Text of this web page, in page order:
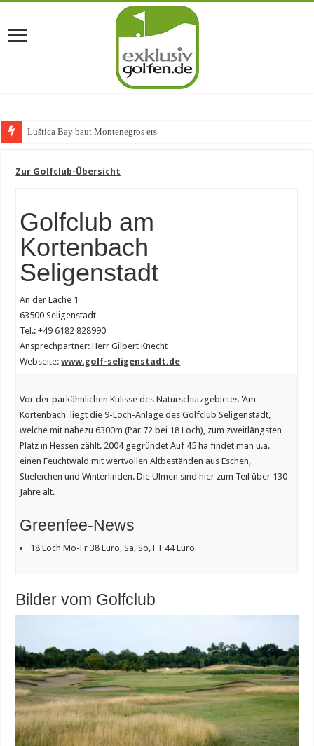
Luštica Bay baut Montenegros erste Golf-C
Zur Golfclub-Übersicht
Golfclub am
Kortenbach
Seligenstadt
An der Lache 1
63500 Seligenstadt
Tel.: +49 6182 828990
Ansprechpartner: Herr Gilbert Knecht
Webseite:www.golf-seligenstadt.de
Vor der parkähnlichen Kulisse des Naturschutzgebietes 'Am
Kortenbach' liegt die 9-Loch-Anlage des Golfclub Seligenstadt,
welche mit nahezu 6300m (Par 72 bei 18 Loch), zum zweitlängsten
Platz in Hessen zählt. 2004 gegründet Auf 45 ha findet man u.a.
einen Feuchtwald mit wertvollen Altbeständen aus Eschen,
Stieleichen und Winterlinden. Die Ulmen sind hier zum Teil über 130
Jahre alt.
Greenfee-News
18 Loch Mo-Fr 38 Euro, Sa, So, FT 44 Euro
Bilder vom Golfclub